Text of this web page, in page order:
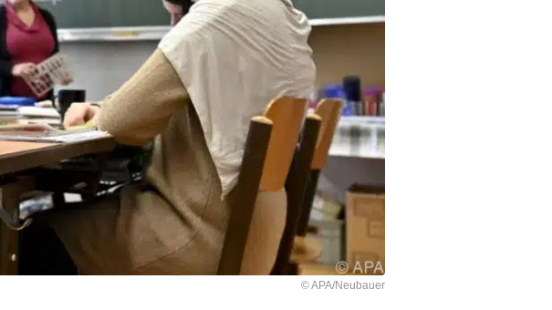
© APA/Neubauer